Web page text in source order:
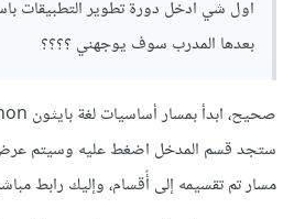
بعدها المدرب سوف يوجهني ؟؟؟؟
ستجد قسم المدخل اضغط عليه وسيتم
مسار تم تقسيمه إلى أٌقسام، وإليك رابط